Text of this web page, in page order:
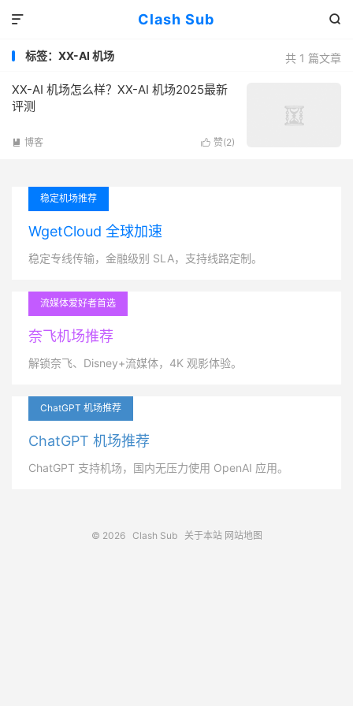
Clash Sub 

共 1 篇文章
标签：XX-AI 机场
XX-AI 机场怎么样？XX-AI 机场2025最新
评测
 赞(2)
 博客
稳定机场推荐
WgetCloud 全球加速
稳定专线传输，金融级别 SLA，支持线路定制。
流媒体爱好者首选
奈飞机场推荐
解锁奈飞、Disney+流媒体，4K 观影体验。
ChatGPT 机场推荐
ChatGPT 机场推荐
ChatGPT 支持机场，国内无压力使用 OpenAI 应用。
© 2026 Clash Sub 关于本站 网站地图